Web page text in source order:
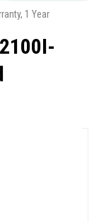
1 Year